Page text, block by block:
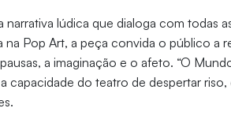
lúdica que dialoga com todas
na Pop Art, a peça convida o público a
a imaginação e o afeto. “O
capacidade do teatro de despertar